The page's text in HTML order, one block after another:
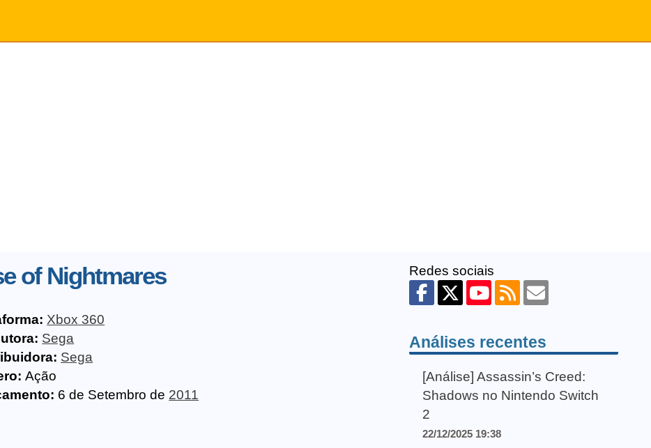
of Nightmares
Xbox 360
Sega
Sega
Ação
6 de Setembro de 2011
Redes sociais
Análises recentes
[Análise] Assassin’s Creed:
Shadows no Nintendo Switch
2
22/12/2025 19:38